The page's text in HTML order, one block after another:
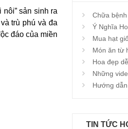
sản sinh ra
trù phú và đa
đáo của miền
Chữa
Ý Nghĩa
Mua hạt
Món ăn từ
Hoa đẹp
Những
Hướng
TIN TỨC